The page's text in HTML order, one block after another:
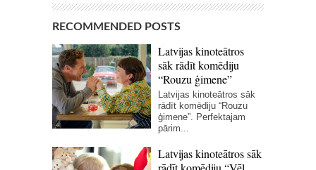
RECOMMENDED POSTS
Latvijas kinoteātros
sāk rādīt komēdiju
“Rouzu ģimene”
Latvijas kinoteātros sāk
rādīt komēdiju “Rouzu
ģimene”. Perfektajam
pārim...
Latvijas kinoteātros sāk